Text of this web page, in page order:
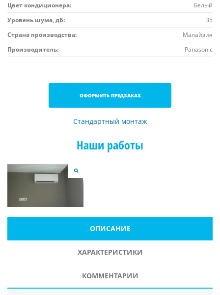
Цвет кондиционера:
Белый
Уровень шума, дБ:
35
Страна производства:
Малайзия
Производитель:
Panasonic
ОФОРМИТЬ ПРЕДЗАКАЗ
Стандартный монтаж
Наши работы
ОПИСАНИЕ
ХАРАКТЕРИСТИКИ
КОММЕНТАРИИ